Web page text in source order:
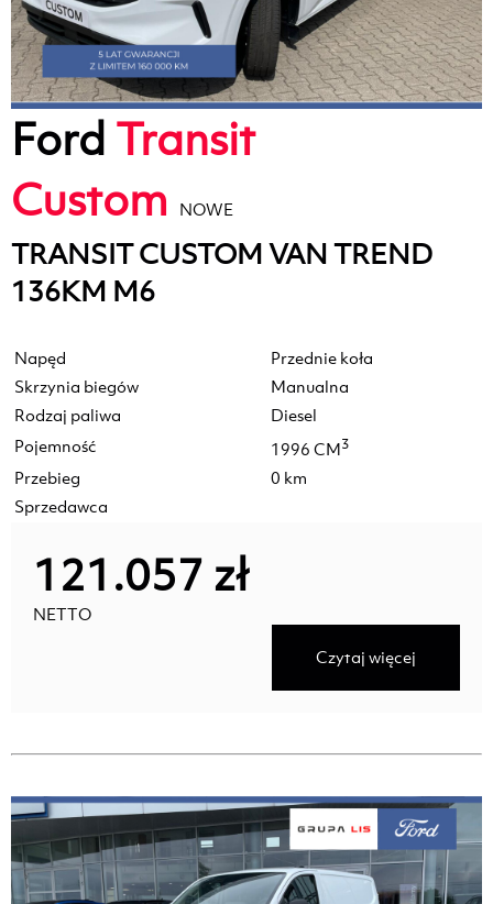
Ford Transit
Custom
NOWE
TRANSIT CUSTOM VAN TREND
136KM M6
Napęd
Przednie koła
Skrzynia biegów
Manualna
Rodzaj paliwa
Diesel
Pojemność
1996 CM3
Przebieg
0 km
Sprzedawca
121.057 zł
NETTO
Czytaj więcej